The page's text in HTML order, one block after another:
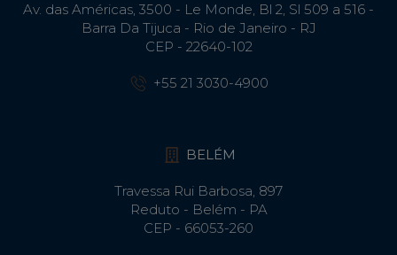
Av. das Américas, 3500 - Le Monde, Bl 2, Sl 509 a 516 -
Barra Da Tijuca - Rio de Janeiro - RJ
CEP - 22640-102​
+55 21 3030-4900
BELÉM
Travessa Rui Barbosa, 897
Reduto - Belém - PA
CEP - 66053-260